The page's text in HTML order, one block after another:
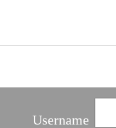
Username